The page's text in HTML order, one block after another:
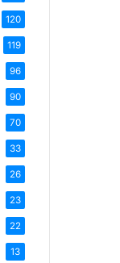
120
119
96
90
70
33
26
23
22
13